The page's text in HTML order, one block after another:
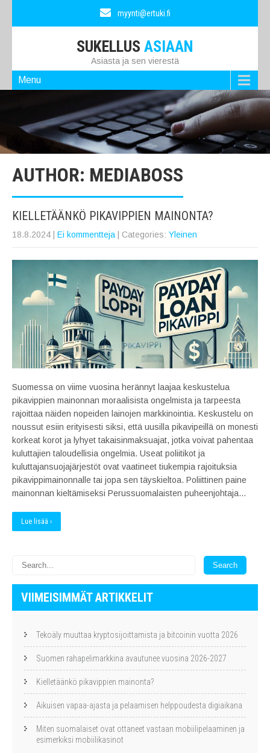
myynti@ertuki.fi
SUKELLUS ASIAAN
Asiasta ja sen vierestä
Menu
AUTHOR: MEDIABOSS
KIELLETÄÄNKÖ PIKAVIPPIEN MAINONTA?
18.8.2024 Ei kommentteja | Categories: Yleinen
Suomessa on viime vuosina herännyt laajaa keskustelua
pikavippien mainonnan moraalisista ongelmista ja tarpeesta
rajoittaa näiden nopeiden lainojen markkinointia. Keskustelu on
noussut esiin erityisesti siksi, että uusilla pikavipeillä on monesti
korkeat korot ja lyhyet takaisinmaksuajat, jotka voivat pahentaa
kuluttajien taloudellisia ongelmia. Useat poliitikot ja
kuluttajansuojajärjestöt ovat vaatineet tiukempia rajoituksia
pikavippimainonnalle tai jopa sen täyskieltoa. Poliittinen paine
mainonnan kieltämiseksi Perussuomalaisten puheenjohtaja…
Lue lisää ›
VIIMEISIMMÄT ARTIKKELIT
Tekoäly muuttaa kryptosijoittamista ja bitcoinin vuotta 2026
Suomen rahapelimarkkina avautunee vuosina 2026-2027
Kielletäänkö pikavippien mainonta?
Aikuisen vapaa-ajasta ja pelaamisen helppoudesta digiaikana
Miten suomalaiset ovat ottaneet vastaan mobiilipelaaminen ja
esimerkiksi mobiilikasinot